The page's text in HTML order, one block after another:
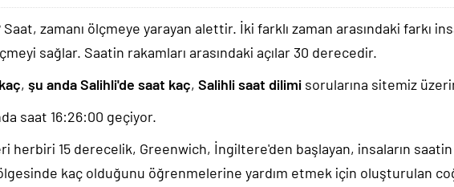
zamanı ölçmeye yarayan alettir. İki farklı zaman arasındaki farkı
sağlar. Saatin rakamları arasındaki açılar 30 derecedir.
, şu anda Salihli'de saat kaç, Salihli saat dilimi sorularına sitemiz
saat 16:26:01geçiyor.
herbiri 15 derecelik, Greenwich, İngiltere'den başlayan, insaların
kaç olduğunu öğrenmelerine yardım etmek için oluşturulan